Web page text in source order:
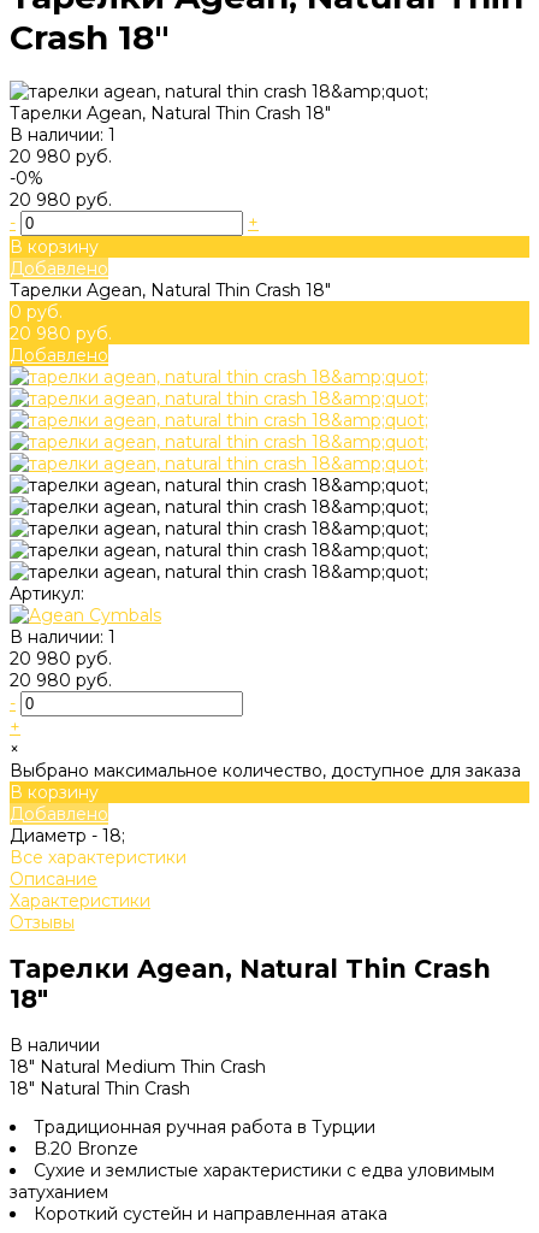
Crash 18"
Тарелки Agean, Natural Thin Crash 18"
В наличии: 1
20 980 руб.
-0%
20 980 руб.
-
+
В корзину
Добавлено
Тарелки Agean, Natural Thin Crash 18"
0 руб.
20 980 руб.
Добавлено
Артикул:
В наличии: 1
20 980 руб.
20 980 руб.
-
+
×
Выбрано максимальное количество, доступное для заказа
В корзину
Добавлено
Диаметр - 18;
Все характеристики
Описание
Характеристики
Отзывы
Тарелки Agean, Natural Thin Crash
18"
В наличии
18" Natural Medium Thin Crash
18" Natural Thin Crash
Традиционная ручная работа в Турции
B.20 Bronze
Сухие и землистые характеристики с едва уловимым
затуханием
Короткий сустейн и направленная атака